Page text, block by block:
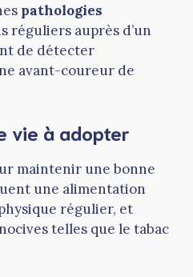
pathologies
réguliers auprès d’un
de détecter
avant-coureur de
vie à adopter
maintenir une bonne
une alimentation
régulier, et
telles que le tabac